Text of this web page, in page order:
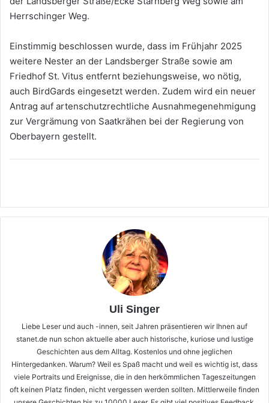
Herrschinger Weg.
Einstimmig beschlossen wurde, dass im Frühjahr 2025
weitere Nester an der Landsberger Straße sowie am
Friedhof St. Vitus entfernt beziehungsweise, wo nötig,
auch BirdGards eingesetzt werden. Zudem wird ein neuer
Antrag auf artenschutzrechtliche Ausnahmegenehmigung
zur Vergrämung von Saatkrähen bei der Regierung von
Oberbayern gestellt.
Uli Singer
Liebe Leser und auch -innen, seit Jahren präsentieren wir Ihnen auf
stanet.de nun schon aktuelle aber auch historische, kuriose und lustige
Geschichten aus dem Alltag. Kostenlos und ohne jeglichen
Hintergedanken. Warum? Weil es Spaß macht und weil es wichtig ist, dass
viele Portraits und Ereignisse, die in den herkömmlichen Tageszeitungen
oft keinen Platz finden, nicht vergessen werden sollten. Mittlerweile finden